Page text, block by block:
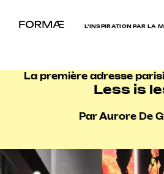
L’INSPIRATION PAR LA
La première adresse
Less is
Par Aurore De